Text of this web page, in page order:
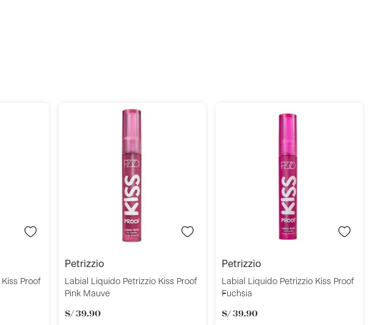
Añadir
petrizzio
Añadir
petrizzio